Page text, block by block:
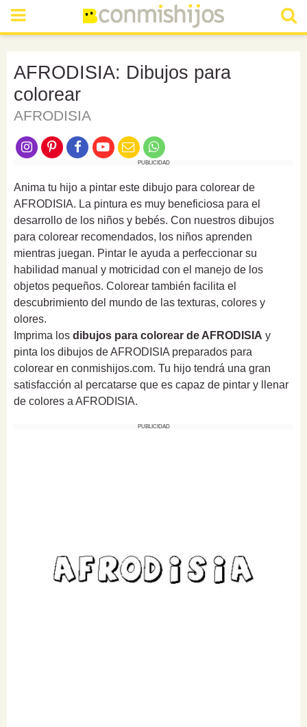
AFRODISIA: Dibujos para
colorear
AFRODISIA
PUBLICIDAD
Anima tu hijo a pintar este dibujo para colorear de
AFRODISIA. La pintura es muy beneficiosa para el
desarrollo de los niños y bebés. Con nuestros dibujos
para colorear recomendados, los niños aprenden
mientras juegan. Pintar le ayuda a perfeccionar su
habilidad manual y motricidad con el manejo de los
objetos pequeños. Colorear también facilita el
descubrimiento del mundo de las texturas, colores y
olores.
Imprima los dibujos para colorear de AFRODISIA y
pinta los dibujos de AFRODISIA preparados para
colorear en conmishijos.com. Tu hijo tendrá una gran
satisfacción al percatarse que es capaz de pintar y llenar
de colores a AFRODISIA.
PUBLICIDAD